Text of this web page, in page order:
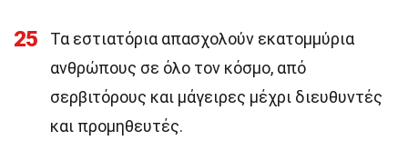
25
Τα εστιατόρια απασχολούν εκατομμύρια
ανθρώπους σε όλο τον κόσμο, από
σερβιτόρους και μάγειρες μέχρι διευθυντές
και προμηθευτές.